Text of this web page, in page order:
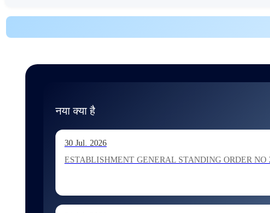
नया क्या है
30 Jul. 2026
ESTABLISHMENT GENERAL STANDING ORDER NO